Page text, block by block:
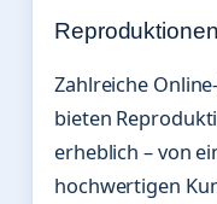
Zahlreiche
bieten
erheblich – von
hochwertigen